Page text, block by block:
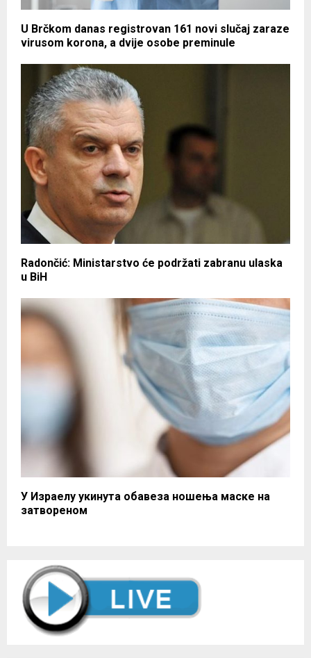
U Brčkom danas registrovan 161 novi slučaj zaraze
virusom korona, a dvije osobe preminule
Radončić: Ministarstvo će podržati zabranu ulaska
u BiH
У Израелу укинута обавеза ношења маске на
затвореном